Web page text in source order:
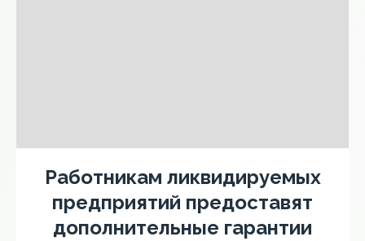
Работникам ликвидируемых
предприятий предоставят
дополнительные гарантии